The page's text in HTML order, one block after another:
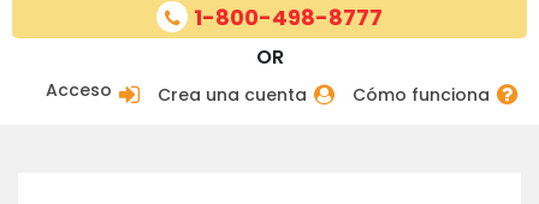
Acceso Crea una cuenta Cómo funciona
OR
1-800-498-8777